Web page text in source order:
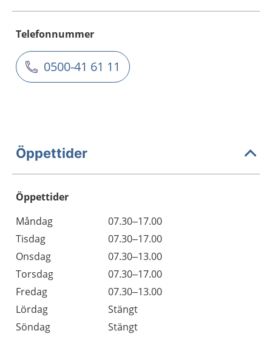
Telefonnummer
0500-41 61 11
Öppettider
Öppettider
Dag
Öppettider
Kommentarer
Måndag
07.30–17.00
Tisdag
07.30–17.00
Onsdag
07.30–13.00
Torsdag
07.30–17.00
Fredag
07.30–13.00
Lördag
Stängt
Söndag
Stängt